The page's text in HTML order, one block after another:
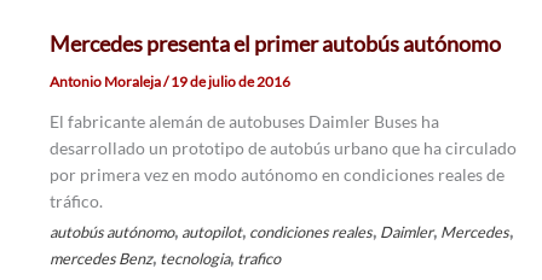
Mercedes presenta el primer autobús autónomo
Antonio Moraleja/19 de julio de 2016
El fabricante alemán de autobuses Daimler Buses ha
desarrollado un prototipo de autobús urbano que ha circulado
por primera vez en modo autónomo en condiciones reales de
tráfico.
autobús autónomo, autopilot, condiciones reales, Daimler, Mercedes,
mercedes Benz, tecnologia, trafico